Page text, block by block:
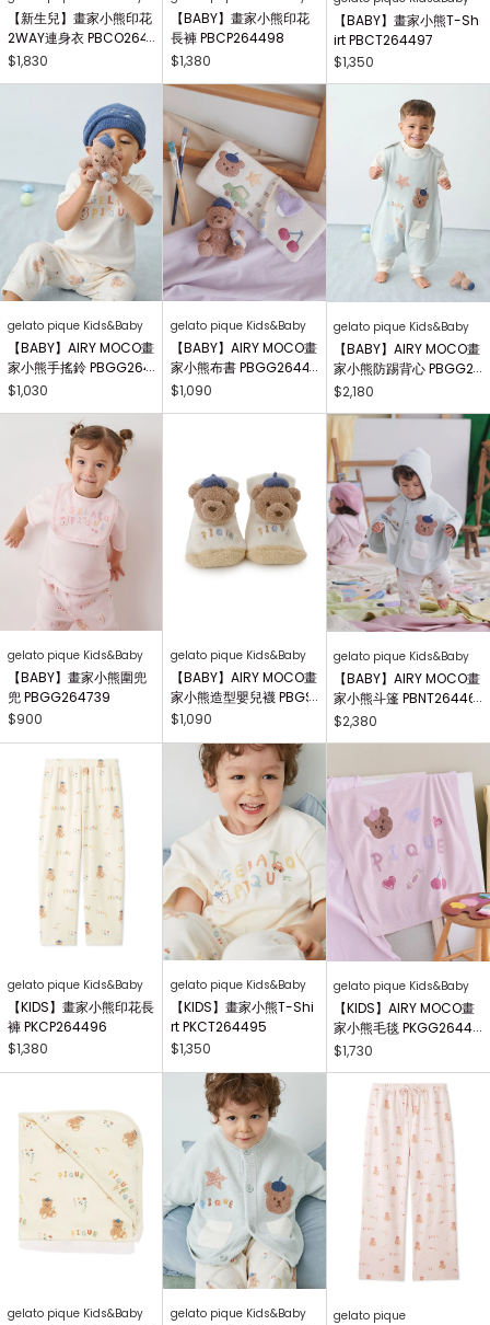
【新生兒】畫家小熊印花
2WAY連身衣 PBCO264
738
$1,830
【BABY】畫家小熊印花
長褲 PBCP264498
$1,380
【BABY】畫家小熊T-Sh
irt PBCT264497
$1,350
gelato pique Kids&Baby
【BABY】AIRY MOCO畫
家小熊手搖鈴 PBGG264
414
$1,030
gelato pique Kids&Baby
【BABY】AIRY MOCO畫
家小熊布書 PBGG26441
8
$1,090
gelato pique Kids&Baby
【BABY】AIRY MOCO畫
家小熊防踢背心 PBGG2
64465
$2,180
gelato pique Kids&Baby
【BABY】畫家小熊圍兜
兜 PBGG264739
$900
gelato pique Kids&Baby
【BABY】AIRY MOCO畫
家小熊造型嬰兒襪 PBGS
264415
$1,090
gelato pique Kids&Baby
【BABY】AIRY MOCO畫
家小熊斗篷 PBNT26446
4
$2,380
gelato pique Kids&Baby
【KIDS】畫家小熊印花長
褲 PKCP264496
$1,380
gelato pique Kids&Baby
【KIDS】畫家小熊T-Shi
rt PKCT264495
$1,350
gelato pique Kids&Baby
【KIDS】AIRY MOCO畫
家小熊毛毯 PKGG26441
7
$1,730
gelato pique Kids&Baby gelato pique Kids&Baby gelato pique